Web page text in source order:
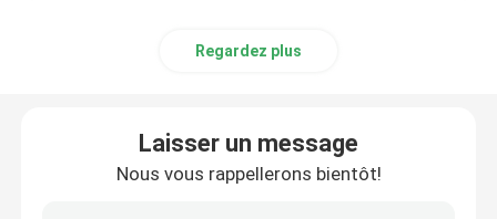
Regardez plus
Laisser un message
Nous vous rappellerons bientôt!